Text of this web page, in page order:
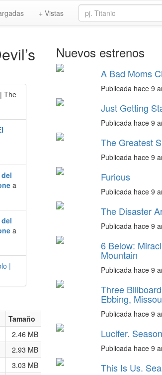
+ Vistas
The
a
a
|
Tamaño
2.46 MB
2.93 MB
3.03 MB
Nuevos estrenos
A Bad Moms
Publicada hace 9
Just Getting
Publicada hace 9
The Greatest
Publicada hace 9
Furious
Publicada hace 9
The Disaster
Publicada hace 9
6 Below:
Mountain
Publicada hace 9
Three
Ebbing,
Publicada hace 9
Lucifer.
Publicada hace 9
This Is Us.